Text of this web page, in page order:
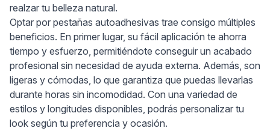
realzar tu belleza natural.
Optar por pestañas autoadhesivas trae consigo múltiples
beneficios. En primer lugar, su fácil aplicación te ahorra
tiempo y esfuerzo, permitiéndote conseguir un acabado
profesional sin necesidad de ayuda externa. Además, son
ligeras y cómodas, lo que garantiza que puedas llevarlas
durante horas sin incomodidad. Con una variedad de
estilos y longitudes disponibles, podrás personalizar tu
look según tu preferencia y ocasión.